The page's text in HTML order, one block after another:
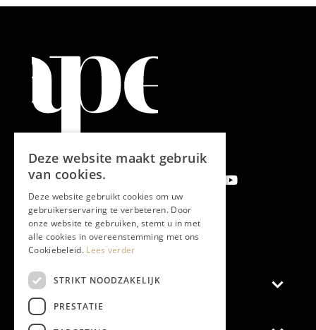
Aanmelden nieuwsbrief
Magazine
Deze website maakt gebruik
van cookies.
Deze website gebruikt cookies om uw
gebruikerservaring te verbeteren. Door
onze website te gebruiken, stemt u in met
alle cookies in overeenstemming met ons
Cookiebeleid. Lees verder
STRIKT NOODZAKELIJK
PRESTATIE